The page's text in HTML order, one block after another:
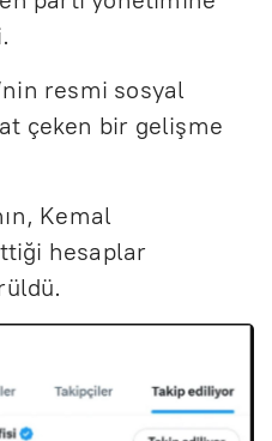
resmi sosyal
çeken bir gelişme
Kemal
hesaplar